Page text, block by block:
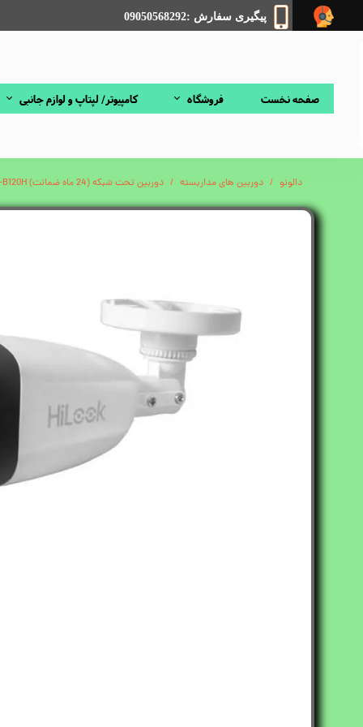
پیگیری سفارش :09050568292
صفحه نخست فروشگاه کامپیوتر/ لپتاپ و لوازم جانبی
دالونو دوربین های مداربسته دوربین تحت شبکه (24 ماه ضمانت) HiLook IPC-B120H